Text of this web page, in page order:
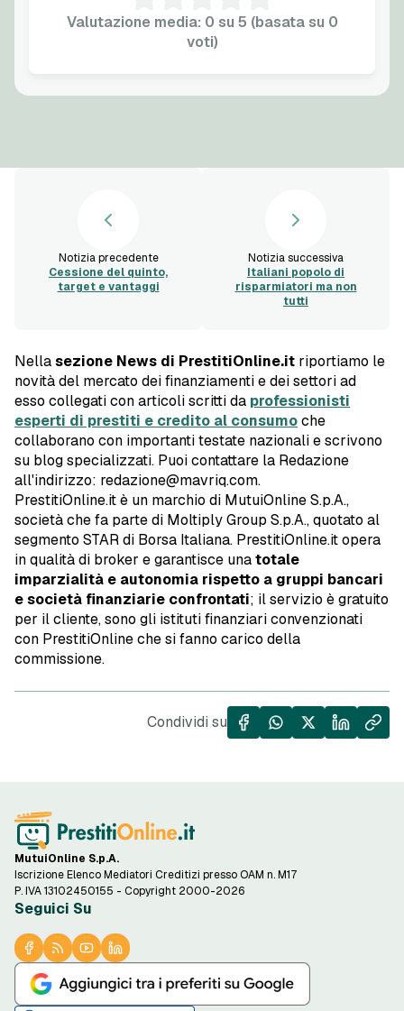
Valutazione media: 0 su 5 (basata su 0
voti)
Notizia precedente
Cessione del quinto,
target e vantaggi
Notizia successiva
Italiani popolo di
risparmiatori ma non
tutti
Nellasezione News di PrestitiOnline.it riportiamo le
novità del mercato dei finanziamenti e dei settori ad
esso collegati con articoli scritti da professionisti
esperti di prestiti e credito al consumoche
collaborano con importanti testate nazionali e scrivono
su blog specializzati. Puoi contattare la Redazione
all'indirizzo: redazione@mavriq.com.
PrestitiOnline.it è un marchio di MutuiOnline S.p.A.,
società che fa parte di Moltiply Group S.p.A., quotato al
segmento STAR di Borsa Italiana. PrestitiOnline.it opera
in qualità di broker e garantisce unatotale
imparzialità e autonomia rispetto a gruppi bancari
e società finanziarie confrontati; il servizio è gratuito
per il cliente, sono gli istituti finanziari convenzionati
con PrestitiOnline che si fanno carico della
commissione.
Condividi su
MutuiOnline S.p.A.
Iscrizione Elenco Mediatori Creditizi presso OAM n. M17
P. IVA 13102450155 - Copyright 2000-2026
Seguici Su